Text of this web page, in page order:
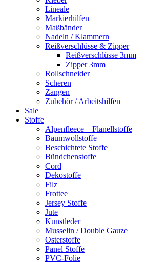
Lineale
Markierhilfen
Maßbänder
Nadeln / Klammern
Reißverschlüsse & Zipper
Reißverschlüsse 3mm
Zipper 3mm
Rollschneider
Scheren
Zangen
Zubehör / Arbeitshilfen
Sale
Stoffe
Alpenfleece – Flanellstoffe
Baumwollstoffe
Beschichtete Stoffe
Bündchenstoffe
Cord
Dekostoffe
Filz
Frottee
Jersey Stoffe
Jute
Kunstleder
Musselin / Double Gauze
Osterstoffe
Panel Stoffe
PVC-Folie